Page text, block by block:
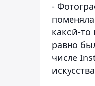
-
какой-то
равно
числе